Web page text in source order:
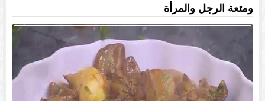
ومتعة الرجل والمرأة